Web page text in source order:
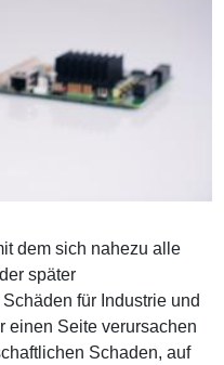
dem sich nahezu alle
später
für Industrie und
einen Seite verursachen
Schaden, auf